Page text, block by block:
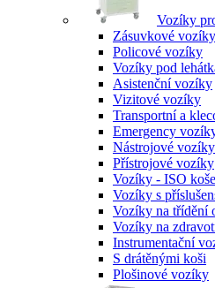
Vozíky
Zásuvkové vozíky
Policové vozíky
Vozíky pod
Asistenční vozíky
Vizitové vozíky
Transportní a
Emergency
Nástrojové vozíky
Přístrojové vozíky
Vozíky - ISO koše
Vozíky s
Vozíky na třídění
Vozíky na
Instrumentační
S drátěnými koši
Plošinové vozíky